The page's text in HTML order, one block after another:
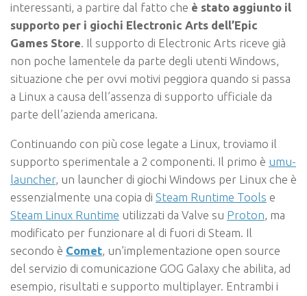
interessanti, a partire dal fatto che è stato aggiunto il
supporto per i giochi Electronic Arts dell’Epic
Games Store. Il supporto di Electronic Arts riceve già
non poche lamentele da parte degli utenti Windows,
situazione che per ovvi motivi peggiora quando si passa
a Linux a causa dell’assenza di supporto ufficiale da
parte dell’azienda americana.
Continuando con più cose legate a Linux, troviamo il
supporto sperimentale a 2 componenti. Il primo è umu-
launcher, un launcher di giochi Windows per Linux che è
essenzialmente una copia di Steam Runtime Tools e
Steam Linux Runtime utilizzati da Valve su Proton, ma
modificato per funzionare al di fuori di Steam. Il
secondo è Comet, un’implementazione open source
del servizio di comunicazione GOG Galaxy che abilita, ad
esempio, risultati e supporto multiplayer. Entrambi i